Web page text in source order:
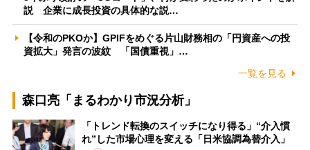
説 企業に成長投資の具体的な説…
【令和のPKOか】GPIFをめぐる片山財務相の「円資産への投
資拡大」発言の波紋 「国債重視」…
一覧を見る
森口亮「まるわかり市況分析」
「トレンド転換のスイッチになり得る」“介入慣
れ”した市場心理を変える「日米協調為替介入」